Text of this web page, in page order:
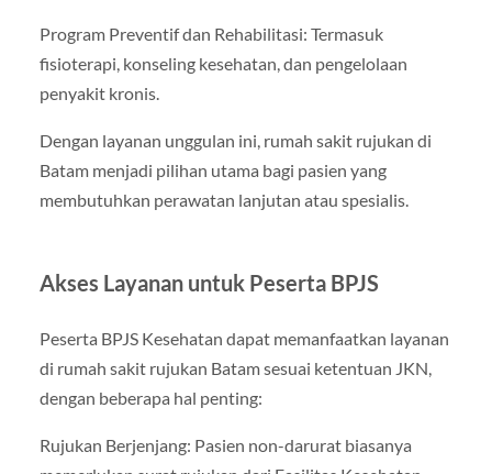
Program Preventif dan Rehabilitasi: Termasuk
fisioterapi, konseling kesehatan, dan pengelolaan
penyakit kronis.
Dengan layanan unggulan ini, rumah sakit rujukan di
Batam menjadi pilihan utama bagi pasien yang
membutuhkan perawatan lanjutan atau spesialis.
Akses Layanan untuk Peserta BPJS
Peserta BPJS Kesehatan dapat memanfaatkan layanan
di rumah sakit rujukan Batam sesuai ketentuan JKN,
dengan beberapa hal penting:
Rujukan Berjenjang: Pasien non-darurat biasanya